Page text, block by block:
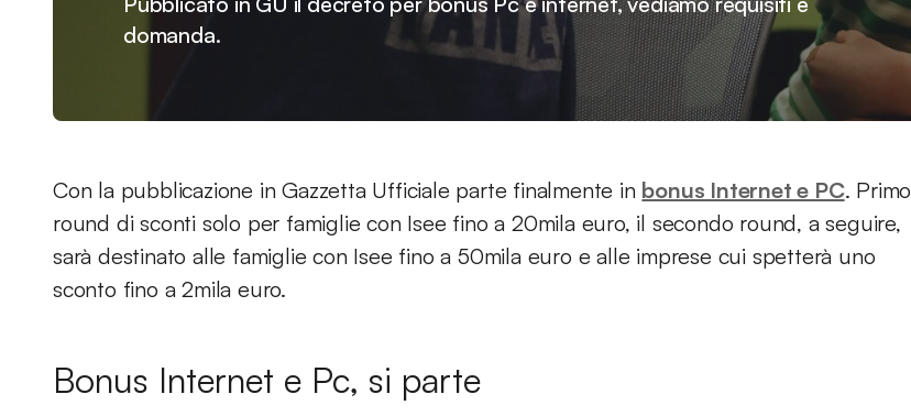
domanda.
Con la pubblicazione in Gazzetta Ufficiale parte finalmente in bonus Internet e PC. Primo
round di sconti solo per famiglie con Isee fino a 20mila euro, il secondo round, a seguire,
sarà destinato alle famiglie con Isee fino a 50mila euro e alle imprese cui spetterà uno
sconto fino a 2mila euro.
Bonus Internet e Pc, si parte